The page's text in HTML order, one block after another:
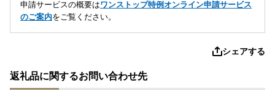
申請サービスの概要はワンストップ特例オンライン申請サービス
のご案内をご覧ください。
シェアする
返礼品に関するお問い合わせ先